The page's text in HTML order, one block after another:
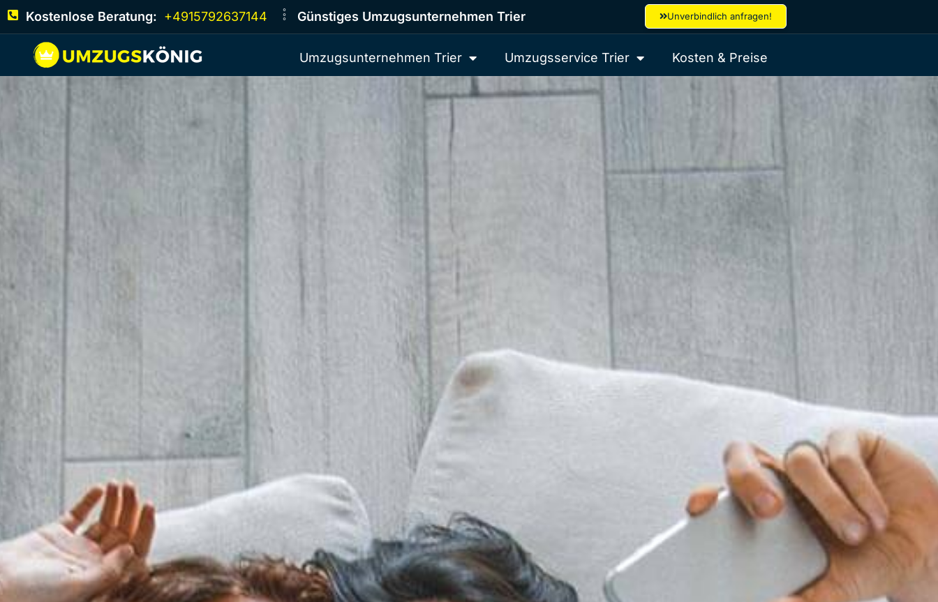
Kostenlose Beratung: +4915792637144 Günstiges Umzugsunternehmen Trier Unverbindlich anfragen!
Umzugsunternehmen Trier Umzugsservice Trier Kosten & Preise